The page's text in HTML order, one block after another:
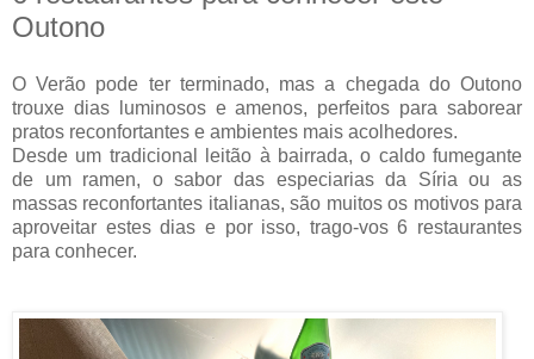
Outono
O Verão pode ter terminado, mas a chegada do Outono
trouxe dias luminosos e amenos, perfeitos para saborear
pratos reconfortantes e ambientes mais acolhedores.
Desde um tradicional leitão à bairrada, o caldo fumegante
de um ramen, o sabor das especiarias da Síria ou as
massas reconfortantes italianas, são muitos os motivos para
aproveitar estes dias e por isso, trago-vos 6 restaurantes
para conhecer.